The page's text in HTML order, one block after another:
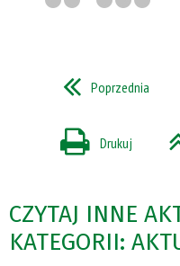
Poprzednia
Drukuj
CZYTAJ INNE
KATEGORII: